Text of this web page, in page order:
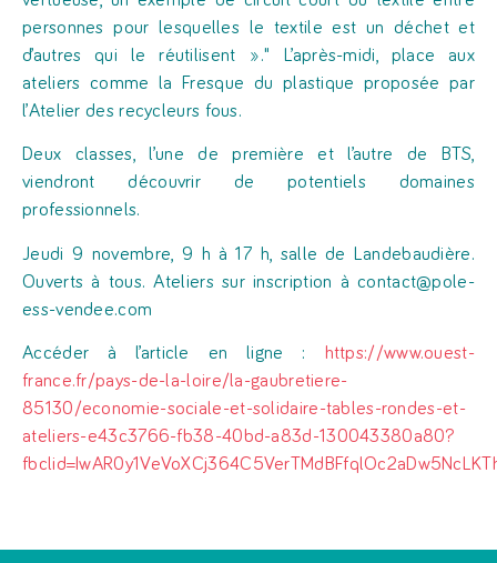
personnes pour lesquelles le textile est un déchet et
d’autres qui le réutilisent ».
L’après-midi, place aux
ateliers comme la Fresque du plastique proposée par
l’Atelier des recycleurs fous.
Deux classes, l’une de première et l’autre de BTS,
viendront découvrir de potentiels domaines
professionnels.
Jeudi 9 novembre, 9 h à 17 h, salle de Landebaudière.
Ouverts à tous. Ateliers sur inscription à contact@pole-
ess-vendee.com
Accéder à l’article en ligne : https://www.ouest-
france.fr/pays-de-la-loire/la-gaubretiere-
85130/economie-sociale-et-solidaire-tables-rondes-et-
ateliers-e43c3766-fb38-40bd-a83d-130043380a80?